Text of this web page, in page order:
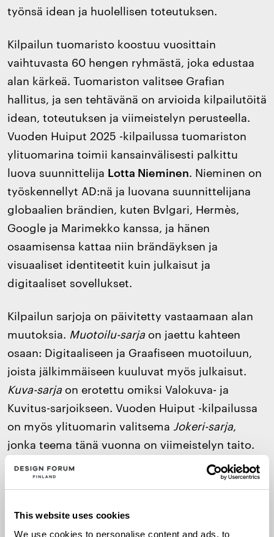
This website uses cookies
We use cookies to personalise content and ads, to
työnsä idean ja huolellisen toteutuksen.
Kilpailun tuomaristo koostuu vuosittain
vaihtuvasta 60 hengen ryhmästä, joka edustaa
alan kärkeä. Tuomariston valitsee Grafian
hallitus, ja sen tehtävänä on arvioida kilpailutöitä
idean, toteutuksen ja viimeistelyn perusteella.
Vuoden Huiput 2025 -kilpailussa tuomariston
ylituomarina toimii kansainvälisesti palkittu
luova suunnittelija Lotta Nieminen. Nieminen on
työskennellyt AD:nä ja luovana suunnittelijana
globaalien brändien, kuten Bvlgari, Hermès,
Google ja Marimekko kanssa, ja hänen
osaamisensa kattaa niin brändäyksen ja
visuaaliset identiteetit kuin julkaisut ja
digitaaliset sovellukset.
Kilpailun sarjoja on päivitetty vastaamaan alan
muutoksia. Muotoilu-sarja on jaettu kahteen
osaan: Digitaaliseen ja Graafiseen muotoiluun,
joista jälkimmäiseen kuuluvat myös julkaisut.
Kuva-sarja on erotettu omiksi Valokuva- ja
Kuvitus-sarjoikseen. Vuoden Huiput -kilpailussa
on myös ylituomarin valitsema Jokeri-sarja,
jonka teema tänä vuonna on viimeistelyn taito.
Sarja korostaa käsityön laatua, teknistä
osaamista ja idean täydellistä viimeistelyä
muun muassa huolellinen typografia, tarkka ja